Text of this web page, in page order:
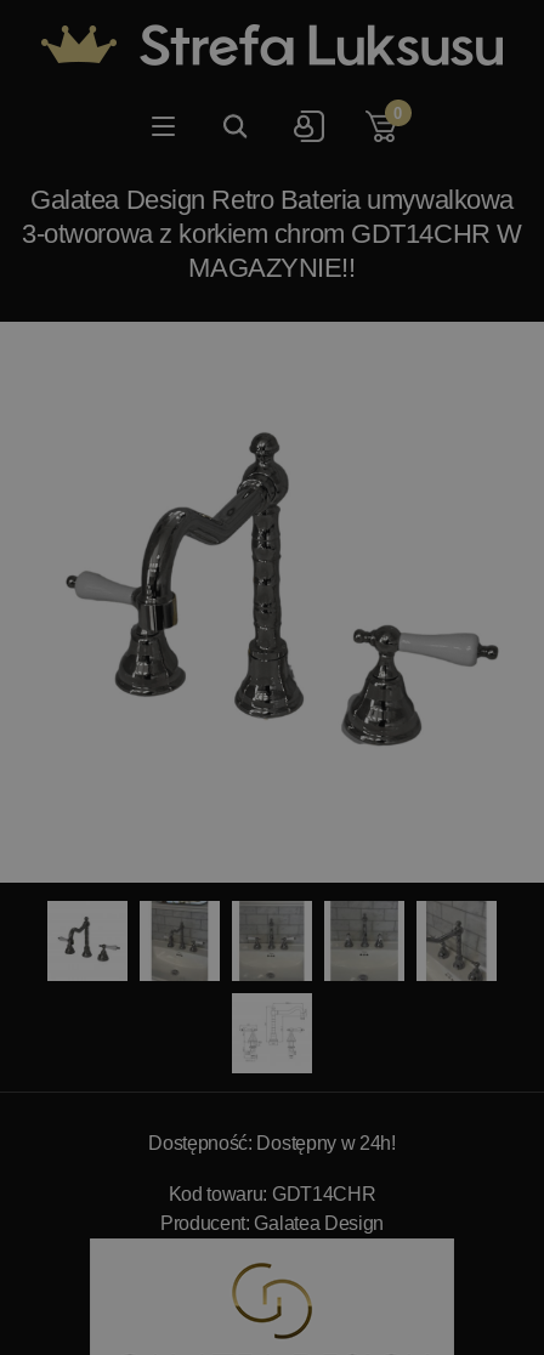
0
Galatea Design Retro Bateria umywalkowa
3-otworowa z korkiem chrom GDT14CHR W
MAGAZYNIE!!
Dostępność: Dostępny w 24h!
Kod towaru: GDT14CHR
Producent: Galatea Design